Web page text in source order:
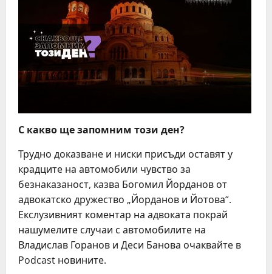
С какво ще запомним този ден?
Трудно доказване и ниски присъди оставят у
крадците на автомобили чувство за
безнаказаност, казва Богомил Йорданов от
адвокатско дружество „Йорданов и Йотова“.
Екслузивният коментар на адвоката покрай
нашумелите случаи с автомобилите на
Владислав Горанов и Деси Банова очаквайте в
Podcast новините.